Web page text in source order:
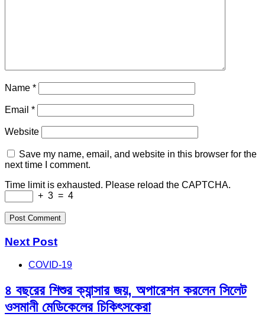
Name *
Email *
Website
Save my name, email, and website in this browser for the
next time I comment.
Time limit is exhausted. Please reload the CAPTCHA.
+ 3 = 4
Next Post
COVID-19
৪ বছরের শিশুর ক্যান্সার জয়, অপারেশন করলেন সিলেট
ওসমানী মেডিকেলের চিকিৎসকেরা